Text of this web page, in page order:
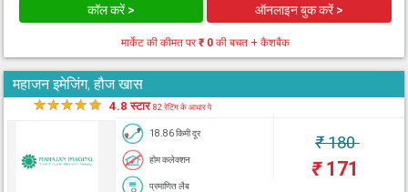
कॉल करें > ऑनलाइन बुक करें >
मार्केट की कीमत पर₹ 0की बचत + कैशबैक
महाजन इमेजिंग, हौज खास
★★★★★ 4.8 स्टार82 रेटिंग के आधार पे
18.86 किमी दूर
होम कलेक्शन
प्रमाणित लैब
₹180
₹171